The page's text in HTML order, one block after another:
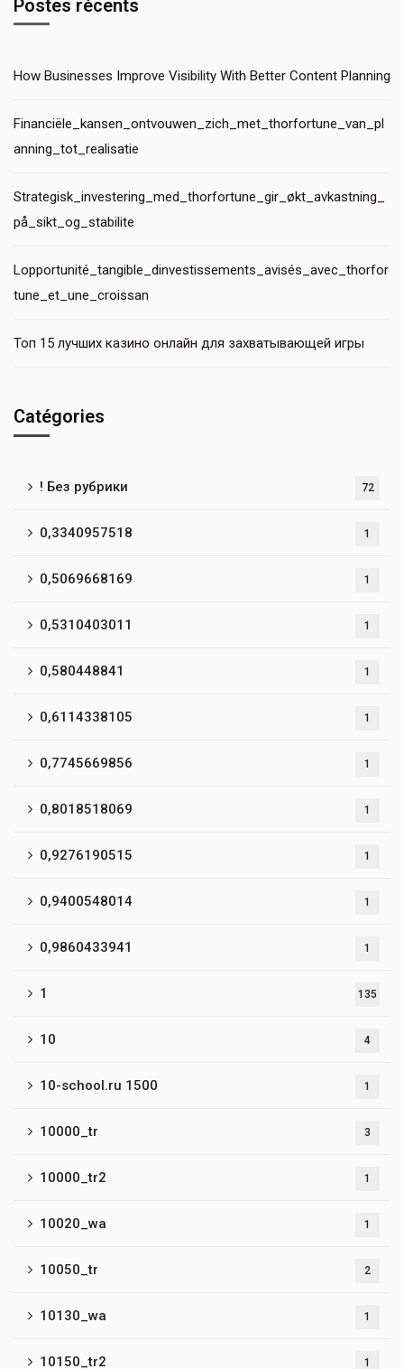
Postes récents
How Businesses Improve Visibility With Better Content Planning
Financiële_kansen_ontvouwen_zich_met_thorfortune_van_pl
anning_tot_realisatie
Strategisk_investering_med_thorfortune_gir_økt_avkastning_
på_sikt_og_stabilite
Lopportunité_tangible_dinvestissements_avisés_avec_thorfor
tune_et_une_croissan
Топ 15 лучших казино онлайн для захватывающей игры
Catégories
! Без рубрики 72
0,3340957518 1
0,5069668169 1
0,5310403011 1
0,580448841 1
0,6114338105 1
0,7745669856 1
0,8018518069 1
0,9276190515 1
0,9400548014 1
0,9860433941 1
1 135
10 4
10-school.ru 1500 1
10000_tr 3
10000_tr2 1
10020_wa 1
10050_tr 2
10130_wa 1
10150_tr2 1